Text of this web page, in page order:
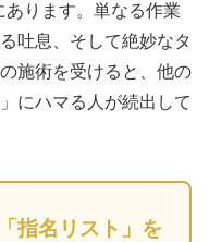
ります。単なる作業
吐息、そして絶妙なタ
施術を受けると、他の
にハマる人が続出して
指名リスト」を